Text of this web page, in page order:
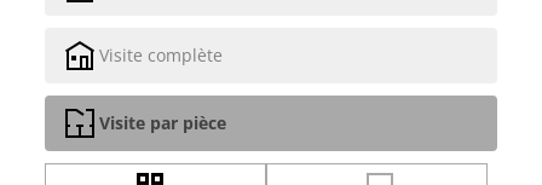
Visite complète
Visite par pièce